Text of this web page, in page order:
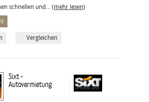
schnellen und... (mehr lesen)
Vergleichen
Sixt -
Autovermietung